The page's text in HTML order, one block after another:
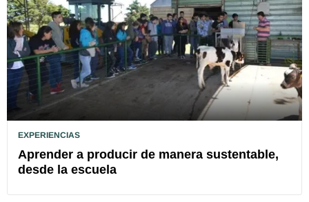
EXPERIENCIAS
Aprender a producir de manera sustentable,
desde la escuela